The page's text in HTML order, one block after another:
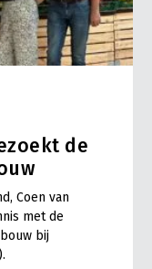
de
Coen van
met de
bij